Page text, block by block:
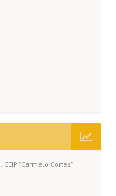
"Carmelo Cortés"